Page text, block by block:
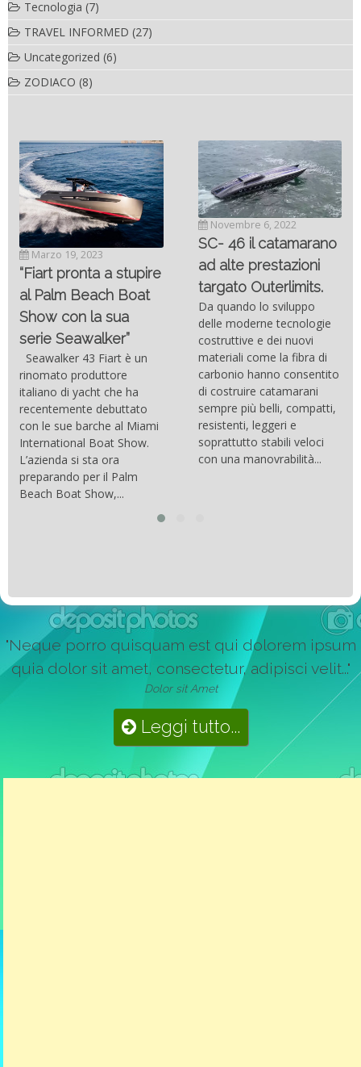
Tecnologia (7)
TRAVEL INFORMED (27)
Uncategorized (6)
ZODIACO (8)
Marzo 19, 2023
“Fiart pronta a stupire
al Palm Beach Boat
Show con la sua
serie Seawalker”
Seawalker 43 Fiart è un
rinomato produttore
italiano di yacht che ha
recentemente debuttato
con le sue barche al Miami
International Boat Show.
L’azienda si sta ora
preparando per il Palm
Beach Boat Show,...
Novembre 6, 2022
SC- 46 il catamarano
ad alte prestazioni
targato Outerlimits.
Da quando lo sviluppo
delle moderne tecnologie
costruttive e dei nuovi
materiali come la fibra di
carbonio hanno consentito
di costruire catamarani
sempre più belli, compatti,
resistenti, leggeri e
soprattutto stabili veloci
con una manovrabilità...
"Neque porro quisquam est qui dolorem ipsum
quia dolor sit amet, consectetur, adipisci velit..."
Dolor sit Amet
Leggi tutto...